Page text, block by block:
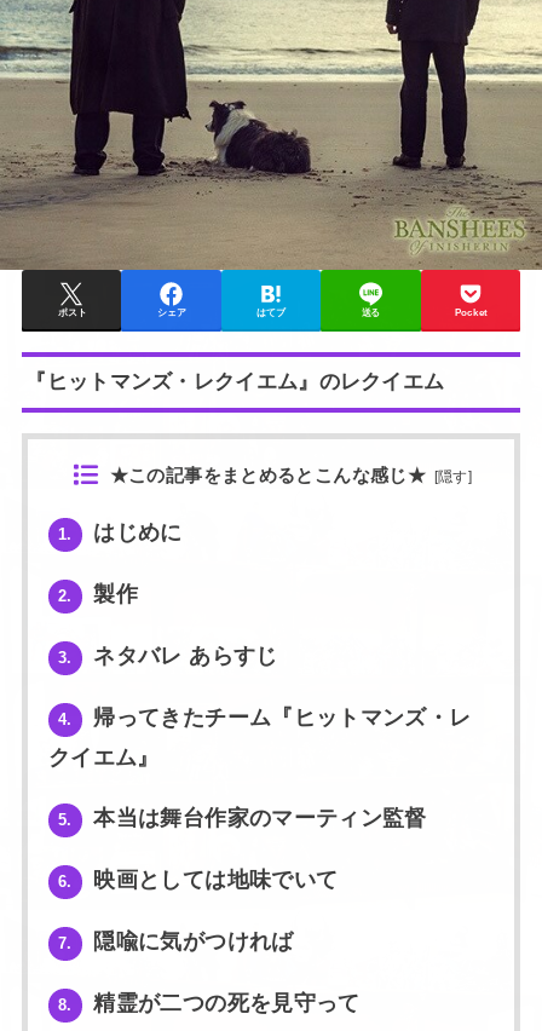
ポスト シェア はてブ 送る Pocket
『ヒットマンズ・レクイエム』のレクイエム
★この記事をまとめるとこんな感じ★ [隠す]
1. はじめに
2. 製作
3. ネタバレ あらすじ
4.
帰ってきたチーム『ヒットマンズ・レ
クイエム』
5. 本当は舞台作家のマーティン監督
6. 映画としては地味でいて
7. 隠喩に気がつければ
8. 精霊が二つの死を見守って